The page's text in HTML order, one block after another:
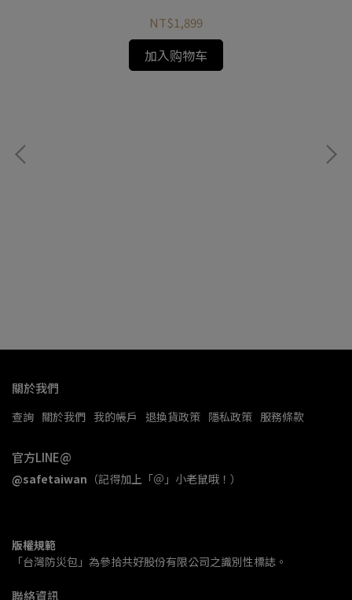
NT$1,899
加入购物车
關於我們
查詢 關於我們 我的帳戶 退換貨政策 隱私政策 服務條款
官方LINE@
@safetaiwan （記得加上「＠」小老鼠哦！）
版權規範
「台灣防災包」為參拾共好股份有限公司之識別性標誌。
聯絡資訊